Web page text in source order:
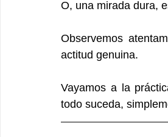
O, una mirada dura,
Observemos
actitud genuina.
Vayamos a la
todo suceda,